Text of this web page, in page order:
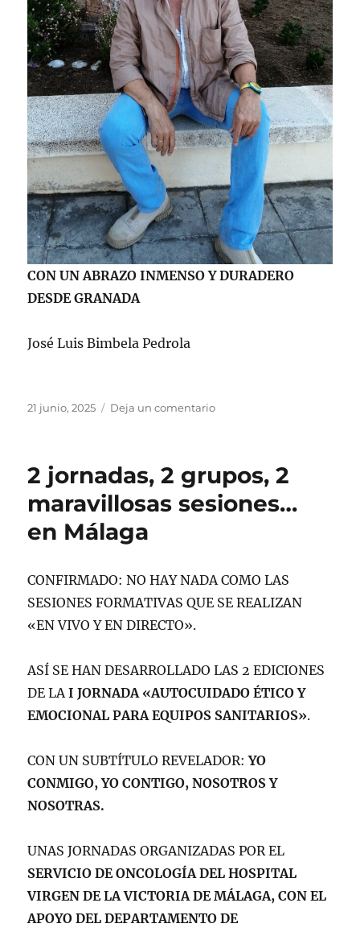
CON UN ABRAZO INMENSO Y DURADERO
DESDE GRANADA
José Luis Bimbela Pedrola
Publicado
21 junio, 2025 Deja un comentarioen
2 jornadas, 2 grupos, 2
maravillosas sesiones…
en Málaga
CONFIRMADO: NO HAY NADA COMO LAS
SESIONES FORMATIVAS QUE SE REALIZAN
«EN VIVO Y EN DIRECTO».
ASÍ SE HAN DESARROLLADO LAS 2 EDICIONES
DE LA I JORNADA «AUTOCUIDADO ÉTICO Y
EMOCIONAL PARA EQUIPOS SANITARIOS».
CON UN SUBTÍTULO REVELADOR:YO
CONMIGO, YO CONTIGO, NOSOTROS Y
NOSOTRAS.
UNAS JORNADAS ORGANIZADAS POR EL
SERVICIO DE ONCOLOGÍA DEL HOSPITAL
VIRGEN DE LA VICTORIA DE MÁLAGA, CON EL
APOYO DEL DEPARTAMENTO DE